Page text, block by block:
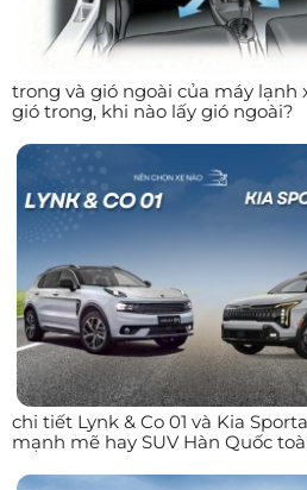
trong và gió ngoài của máy lạnh
gió trong, khi nào lấy gió ngoài?
chi tiết Lynk & Co 01 và Kia
mạnh mẽ hay SUV Hàn Quốc